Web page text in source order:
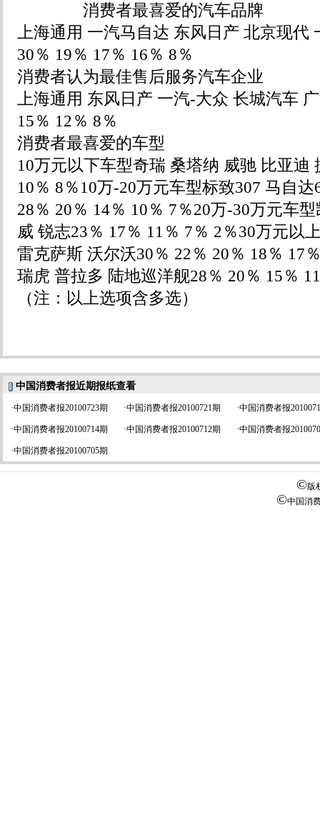
消费者最喜爱的汽车品牌
上海通用 一汽马自达 东风日产 北京现代
30％ 19％ 17％ 16％ 8％
消费者认为最佳售后服务汽车企业
上海通用 东风日产 一汽-大众 长城汽车
15％ 12％ 8％
消费者最喜爱的车型
10万元以下车型奇瑞 桑塔纳 威驰 比亚迪
10％ 8％10万-20万元车型标致307 马自
28％ 20％ 14％ 10％ 7％20万-30万元车
威 锐志23％ 17％ 11％ 7％ 2％30万元以
雷克萨斯 沃尔沃30％ 22％ 20％ 18％ 17
瑞虎 普拉多 陆地巡洋舰28％ 20％ 15％
（注：以上选项含多选）
中国消费者报近期报纸查看
·中国消费者报20100723期 ·中国消费者报20100721期 ·中国消费者报
·中国消费者报20100714期 ·中国消费者报20100712期 ·中国消费者报
·中国消费者报20100705期
©版
©中国消